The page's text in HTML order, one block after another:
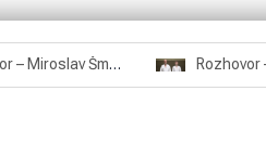
Rozhovor – Miroslav Šmíd – 22.3.2025